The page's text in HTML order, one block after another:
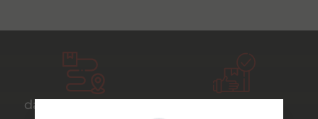
darmowa dostawa